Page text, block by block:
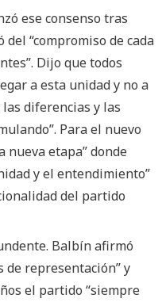
ese consenso tras
“compromiso de cada
Dijo que todos
a esta unidad y no a
diferencias y las
Para el nuevo
nueva etapa” donde
y el entendimiento”
del partido
Balbín afirmó
de representación” y
el partido “siempre